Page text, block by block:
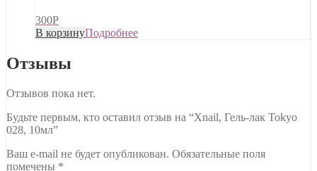
300Р
В корзинуПодробнее
Отзывы
Отзывов пока нет.
Будьте первым, кто оставил отзыв на “Xnail, Гель-лак Tokyo
028, 10мл”
Ваш e-mail не будет опубликован. Обязательные поля
помечены *